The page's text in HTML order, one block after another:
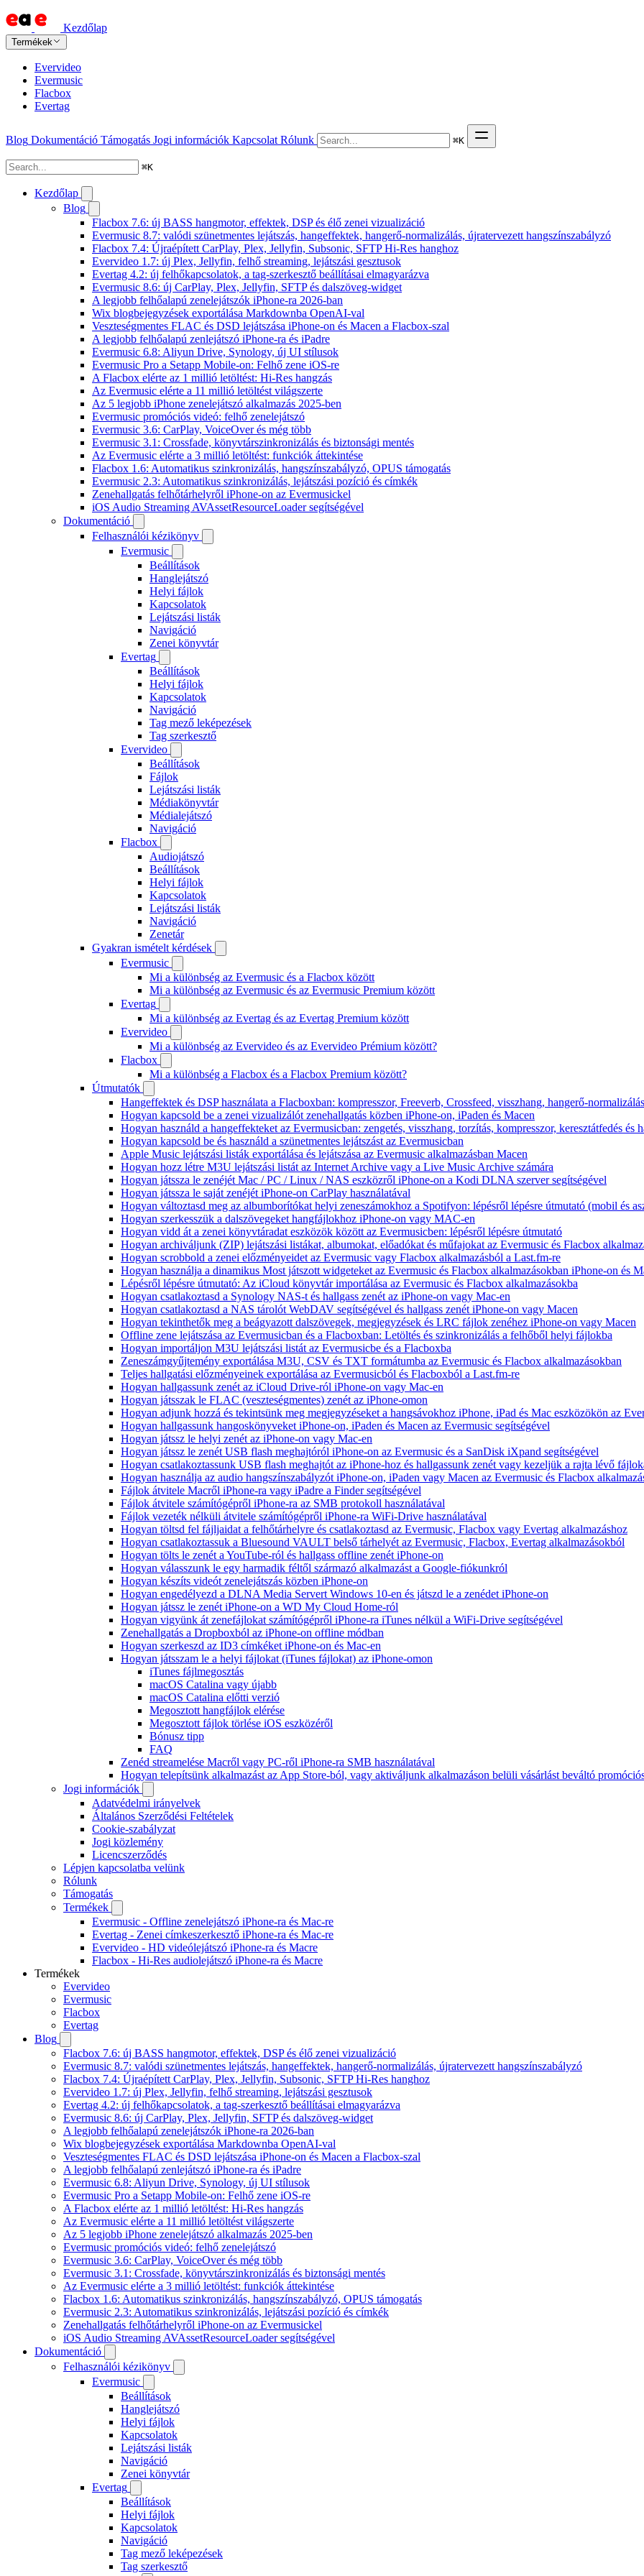
Kezdőlap
Termékek
Evervideo
Evermusic
Flacbox
Evertag
Blog Dokumentáció Támogatás Jogi információk Kapcsolat Rólunk ⌘K
⌘K
Kezdőlap
Blog
Flacbox 7.6: új BASS hangmotor, effektek, DSP és élő zenei vizualizáció
Evermusic 8.7: valódi szünetmentes lejátszás, hangeffektek, hangerő-normalizálás, újratervezett hangszínszabályzó
Flacbox 7.4: Újraépített CarPlay, Plex, Jellyfin, Subsonic, SFTP Hi-Res hanghoz
Evervideo 1.7: új Plex, Jellyfin, felhő streaming, lejátszási gesztusok
Evertag 4.2: új felhőkapcsolatok, a tag-szerkesztő beállításai elmagyarázva
Evermusic 8.6: új CarPlay, Plex, Jellyfin, SFTP és dalszöveg-widget
A legjobb felhőalapú zenelejátszók iPhone-ra 2026-ban
Wix blogbejegyzések exportálása Markdownba OpenAI-val
Veszteségmentes FLAC és DSD lejátszása iPhone-on és Macen a Flacbox-szal
A legjobb felhőalapú zenlejátszó iPhone-ra és iPadre
Evermusic 6.8: Aliyun Drive, Synology, új UI stílusok
Evermusic Pro a Setapp Mobile-on: Felhő zene iOS-re
A Flacbox elérte az 1 millió letöltést: Hi-Res hangzás
Az Evermusic elérte a 11 millió letöltést világszerte
Az 5 legjobb iPhone zenelejátszó alkalmazás 2025-ben
Evermusic promóciós videó: felhő zenelejátszó
Evermusic 3.6: CarPlay, VoiceOver és még több
Evermusic 3.1: Crossfade, könyvtárszinkronizálás és biztonsági mentés
Az Evermusic elérte a 3 millió letöltést: funkciók áttekintése
Flacbox 1.6: Automatikus szinkronizálás, hangszínszabályzó, OPUS támogatás
Evermusic 2.3: Automatikus szinkronizálás, lejátszási pozíció és címkék
Zenehallgatás felhőtárhelyről iPhone-on az Evermusickel
iOS Audio Streaming AVAssetResourceLoader segítségével
Dokumentáció
Felhasználói kézikönyv
Evermusic
Beállítások
Hanglejátszó
Helyi fájlok
Kapcsolatok
Lejátszási listák
Navigáció
Zenei könyvtár
Evertag
Beállítások
Helyi fájlok
Kapcsolatok
Navigáció
Tag mező leképezések
Tag szerkesztő
Evervideo
Beállítások
Fájlok
Lejátszási listák
Médiakönyvtár
Médialejátszó
Navigáció
Flacbox
Audiojátszó
Beállítások
Helyi fájlok
Kapcsolatok
Lejátszási listák
Navigáció
Zenetár
Gyakran ismételt kérdések
Evermusic
Mi a különbség az Evermusic és a Flacbox között
Mi a különbség az Evermusic és az Evermusic Premium között
Evertag
Mi a különbség az Evertag és az Evertag Premium között
Evervideo
Mi a különbség az Evervideo és az Evervideo Prémium között?
Flacbox
Mi a különbség a Flacbox és a Flacbox Premium között?
Útmutatók
Hangeffektek és DSP használata a Flacboxban: kompresszor, Freeverb, Crossfeed, visszhang, hangerő-
Hogyan kapcsold be a zenei vizualizálót zenehallgatás közben iPhone-on, iPaden és Macen
Hogyan használd a hangeffekteket az Evermusicban: zengetés, visszhang, torzítás, kompresszor, keresztátfedés és
Hogyan kapcsold be és használd a szünetmentes lejátszást az Evermusicban
Apple Music lejátszási listák exportálása és lejátszása az Evermusic alkalmazásban Macen
Hogyan hozz létre M3U lejátszási listát az Internet Archive vagy a Live Music Archive számára
Hogyan játssza le zenéjét Mac / PC / Linux / NAS eszközről iPhone-on a Kodi DLNA szerver segítségével
Hogyan játssza le saját zenéjét iPhone-on CarPlay használatával
Hogyan változtasd meg az albumborítókat helyi zeneszámokhoz a Spotifyon: lépésről lépésre útmutató (mobil és
Hogyan szerkesszük a dalszövegeket hangfájlokhoz iPhone-on vagy MAC-en
Hogyan vidd át a zenei könyvtáradat eszközök között az Evermusicben: lépésről lépésre útmutató
Hogyan archiváljunk (ZIP) lejátszási listákat, albumokat, előadókat és műfajokat az Evermusic és Flacbox
Hogyan scrobbold a zenei előzményeidet az Evermusic vagy Flacbox alkalmazásból a Last.fm-re
Hogyan használja a dinamikus Most játszott widgeteket az Evermusic és Flacbox alkalmazásokban iPhone-on és
Lépésről lépésre útmutató: Az iCloud könyvtár importálása az Evermusic és Flacbox alkalmazásokba
Hogyan csatlakoztasd a Synology NAS-t és hallgass zenét az iPhone-on vagy Mac-en
Hogyan csatlakoztasd a NAS tárolót WebDAV segítségével és hallgass zenét iPhone-on vagy Macen
Hogyan tekinthetők meg a beágyazott dalszövegek, megjegyzések és LRC fájlok zenéhez iPhone-on vagy Macen
Offline zene lejátszása az Evermusicban és a Flacboxban: Letöltés és szinkronizálás a felhőből helyi fájlokba
Hogyan importáljon M3U lejátszási listát az Evermusicbe és a Flacboxba
Zeneszámgyűjtemény exportálása M3U, CSV és TXT formátumba az Evermusic és Flacbox alkalmazásokban
Teljes hallgatási előzményeinek exportálása az Evermusicból és Flacboxból a Last.fm-re
Hogyan hallgassunk zenét az iCloud Drive-ról iPhone-on vagy Mac-en
Hogyan játsszak le FLAC (veszteségmentes) zenét az iPhone-omon
Hogyan adjunk hozzá és tekintsünk meg megjegyzéseket a hangsávokhoz iPhone, iPad és Mac eszközökön az
Hogyan hallgassunk hangoskönyveket iPhone-on, iPaden és Macen az Evermusic segítségével
Hogyan játssz le helyi zenét az iPhone-on vagy Mac-en
Hogyan játssz le zenét USB flash meghajtóról iPhone-on az Evermusic és a SanDisk iXpand segítségével
Hogyan csatlakoztassunk USB flash meghajtót az iPhone-hoz és hallgassunk zenét vagy kezeljük a rajta lévő
Hogyan használja az audio hangszínszabályzót iPhone-on, iPaden vagy Macen az Evermusic és Flacbox
Fájlok átvitele Macről iPhone-ra vagy iPadre a Finder segítségével
Fájlok átvitele számítógépről iPhone-ra az SMB protokoll használatával
Fájlok vezeték nélküli átvitele számítógépről iPhone-ra WiFi-Drive használatával
Hogyan töltsd fel fájljaidat a felhőtárhelyre és csatlakoztasd az Evermusic, Flacbox vagy Evertag alkalmazáshoz
Hogyan csatlakoztassuk a Bluesound VAULT belső tárhelyét az Evermusic, Flacbox, Evertag alkalmazásokból
Hogyan tölts le zenét a YouTube-ról és hallgass offline zenét iPhone-on
Hogyan válasszunk le egy harmadik féltől származó alkalmazást a Google-fiókunkról
Hogyan készíts videót zenelejátszás közben iPhone-on
Hogyan engedélyezd a DLNA Media Servert Windows 10-en és játszd le a zenédet iPhone-on
Hogyan játssz le zenét iPhone-on a WD My Cloud Home-ról
Hogyan vigyünk át zenefájlokat számítógépről iPhone-ra iTunes nélkül a WiFi-Drive segítségével
Zenehallgatás a Dropboxból az iPhone-on offline módban
Hogyan szerkeszd az ID3 címkéket iPhone-on és Mac-en
Hogyan játsszam le a helyi fájlokat (iTunes fájlokat) az iPhone-omon
iTunes fájlmegosztás
macOS Catalina vagy újabb
macOS Catalina előtti verzió
Megosztott hangfájlok elérése
Megosztott fájlok törlése iOS eszközéről
Bónusz tipp
FAQ
Zenéd streamelése Macről vagy PC-ről iPhone-ra SMB használatával
Hogyan telepítsünk alkalmazást az App Store-ból, vagy aktiváljunk alkalmazáson belüli vásárlást beváltó
Jogi információk
Adatvédelmi irányelvek
Általános Szerződési Feltételek
Cookie-szabályzat
Jogi közlemény
Licencszerződés
Lépjen kapcsolatba velünk
Rólunk
Támogatás
Termékek
Evermusic - Offline zenelejátszó iPhone-ra és Mac-re
Evertag - Zenei címkeszerkesztő iPhone-ra és Mac-re
Evervideo - HD videólejátszó iPhone-ra és Macre
Flacbox - Hi-Res audiolejátszó iPhone-ra és Macre
Termékek
Evervideo
Evermusic
Flacbox
Evertag
Blog
Flacbox 7.6: új BASS hangmotor, effektek, DSP és élő zenei vizualizáció
Evermusic 8.7: valódi szünetmentes lejátszás, hangeffektek, hangerő-normalizálás, újratervezett hangszínszabályzó
Flacbox 7.4: Újraépített CarPlay, Plex, Jellyfin, Subsonic, SFTP Hi-Res hanghoz
Evervideo 1.7: új Plex, Jellyfin, felhő streaming, lejátszási gesztusok
Evertag 4.2: új felhőkapcsolatok, a tag-szerkesztő beállításai elmagyarázva
Evermusic 8.6: új CarPlay, Plex, Jellyfin, SFTP és dalszöveg-widget
A legjobb felhőalapú zenelejátszók iPhone-ra 2026-ban
Wix blogbejegyzések exportálása Markdownba OpenAI-val
Veszteségmentes FLAC és DSD lejátszása iPhone-on és Macen a Flacbox-szal
A legjobb felhőalapú zenlejátszó iPhone-ra és iPadre
Evermusic 6.8: Aliyun Drive, Synology, új UI stílusok
Evermusic Pro a Setapp Mobile-on: Felhő zene iOS-re
A Flacbox elérte az 1 millió letöltést: Hi-Res hangzás
Az Evermusic elérte a 11 millió letöltést világszerte
Az 5 legjobb iPhone zenelejátszó alkalmazás 2025-ben
Evermusic promóciós videó: felhő zenelejátszó
Evermusic 3.6: CarPlay, VoiceOver és még több
Evermusic 3.1: Crossfade, könyvtárszinkronizálás és biztonsági mentés
Az Evermusic elérte a 3 millió letöltést: funkciók áttekintése
Flacbox 1.6: Automatikus szinkronizálás, hangszínszabályzó, OPUS támogatás
Evermusic 2.3: Automatikus szinkronizálás, lejátszási pozíció és címkék
Zenehallgatás felhőtárhelyről iPhone-on az Evermusickel
iOS Audio Streaming AVAssetResourceLoader segítségével
Dokumentáció
Felhasználói kézikönyv
Evermusic
Beállítások
Hanglejátszó
Helyi fájlok
Kapcsolatok
Lejátszási listák
Navigáció
Zenei könyvtár
Evertag
Beállítások
Helyi fájlok
Kapcsolatok
Navigáció
Tag mező leképezések
Tag szerkesztő